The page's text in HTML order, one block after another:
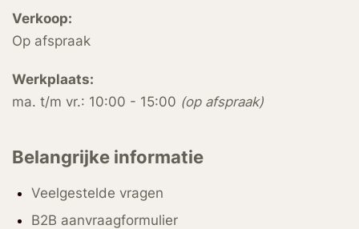
Verkoop:
Op afspraak
Werkplaats:
ma. t/m vr.: 10:00 - 15:00 (op afspraak)
Belangrijke informatie
Veelgestelde vragen
B2B aanvraagformulier